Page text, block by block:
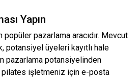
Yapın
pazarlama aracıdır. Mevcut
potansiyel üyeleri kayıtlı hale
pazarlama potansiyelinden
işletmeniz için e-posta